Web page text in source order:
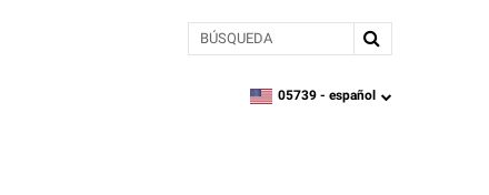
BÚSQUEDA
zipcode,language
05739 - español